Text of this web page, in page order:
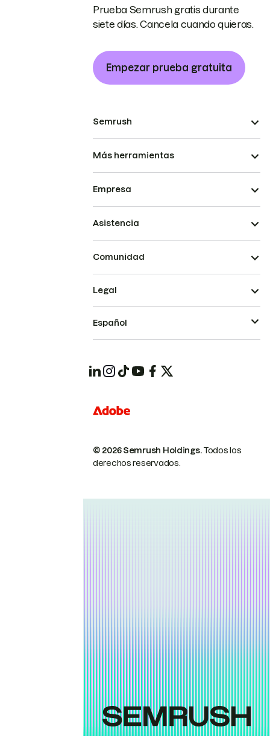
Prueba Semrush gratis durante
siete días. Cancela cuando quieras.
Empezar prueba gratuita
Semrush
Más herramientas
Empresa
Asistencia
Comunidad
© 2026 Semrush Holdings.Todos los
derechos reservados.
Legal
Español